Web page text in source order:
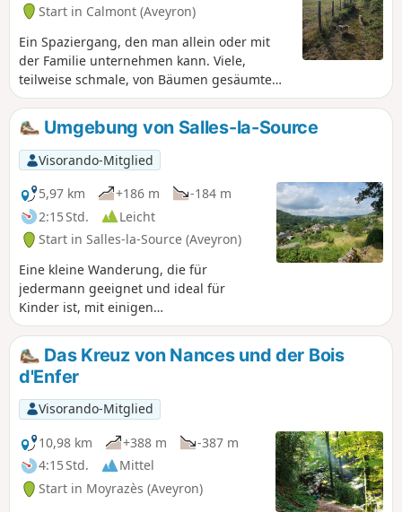
Start in Calmont (Aveyron)
Ein Spaziergang, den man allein oder mit
der Familie unternehmen kann. Viele,
teilweise schmale, von Bäumen gesäumte
Abschnitte. Start an der Basilika Notre-Dame
de Ceignac, es folgen kleine Bäche, bis man
in einer Rundwanderung wieder am
Oratorium vorbeikommt.
Umgebung von Salles-la-Source
Visorando-Mitglied
5,97 km
+186 m
-184 m
2:15 Std.
Leicht
Start in Salles-la-Source (Aveyron)
Eine kleine Wanderung, die für
jedermann geeignet und ideal für
Kinder ist, mit einigen
Höhenunterschieden ohne besondere
Schwierigkeiten.
Das Kreuz von Nances und der Bois
d'Enfer
Visorando-Mitglied
10,98 km
+388 m
-387 m
4:15 Std.
Mittel
Start in Moyrazès (Aveyron)